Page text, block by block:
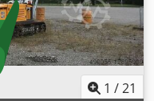
400 mm
ca. 8.000 kg ØVRIGE
til larvefod -
- Central
1 /21